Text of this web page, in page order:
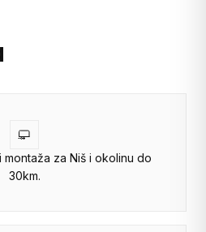
montaža za Niš i okolinu do
30km.